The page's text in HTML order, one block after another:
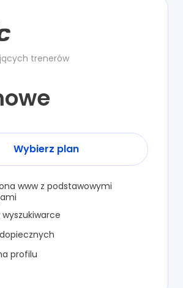
trenerów
Wybierz plan
www z podstawowymi
profilu